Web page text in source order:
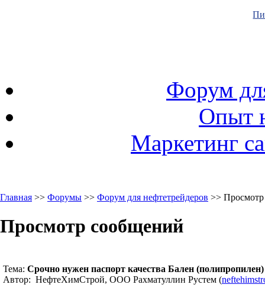
Форум
Опыт
Маркетинг
Главная >> Форумы >> Форум для нефтетрейдеров >>
Просмотр сообщений
Тема: Срочно нужен паспорт качества Бален
Автор: НефтеХимСтрой, ООО Рахматуллин Рустем (